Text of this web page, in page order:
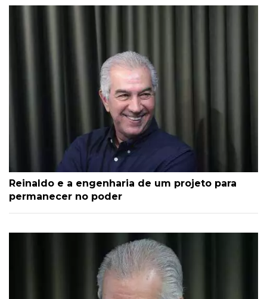
Reinaldo e a engenharia de um projeto para
permanecer no poder